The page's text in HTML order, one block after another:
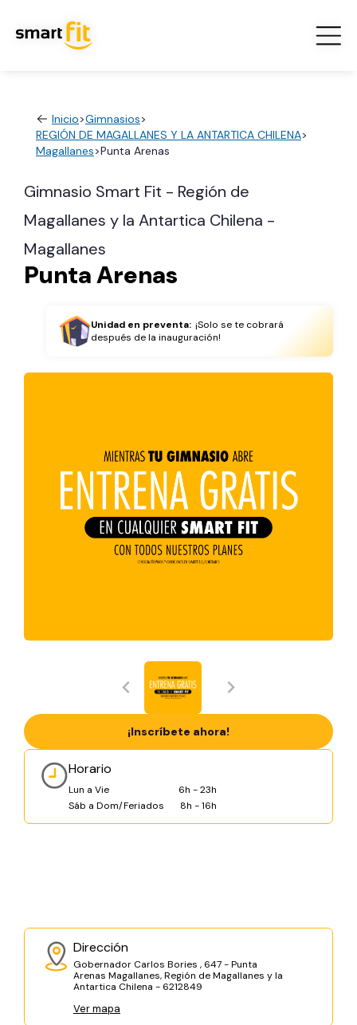
Inicio>Gimnasios>
REGIÓN DE MAGALLANES Y LA ANTARTICA CHILENA>
Magallanes>Punta Arenas
Gimnasio Smart Fit - Región de
Magallanes y la Antartica Chilena -
Magallanes
Punta Arenas
Unidad en preventa: ¡Solo se te cobrará
después de la inauguración!
Horario
Lun a Vie
6h - 23h
Sáb a Dom/Feriados
8h - 16h
Dirección
Gobernador Carlos Bories , 647 - Punta
Arenas Magallanes, Región de Magallanes y la
Antartica Chilena - 6212849
Ver mapa
¡Inscríbete ahora!